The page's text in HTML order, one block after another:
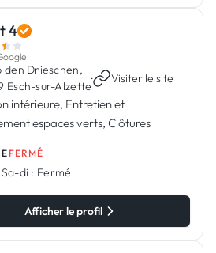
4
den Drieschen,
Esch-sur-Alzette
· Visiter le site
intérieure, Entretien et
espaces verts, Clôtures
FERMÉ
Sa-di : Fermé
Afficher le profil